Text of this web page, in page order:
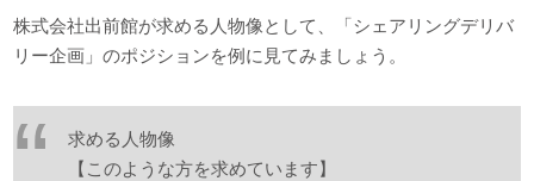
株式会社出前館が求める人物像として、「シェアリングデリバ
リー企画」のポジションを例に見てみましょう。
求める人物像
【このような方を求めています】